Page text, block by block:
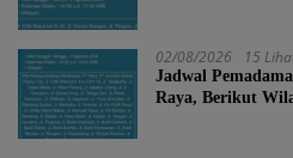
02/08/2026 15
Jadwal
Raya, Berikut